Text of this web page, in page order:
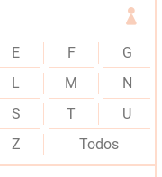
E F
G
L M
N
S T
U
Z Todos